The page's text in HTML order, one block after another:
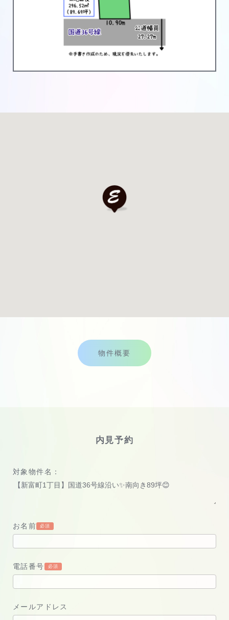
物件概要
内見予約
対象物件名：
お名前 必須
電話番号 必須
メールアドレス